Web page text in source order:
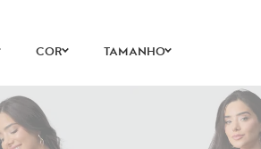
COR TAMANHO